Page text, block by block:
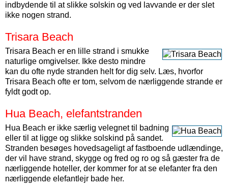
indbydende til at slikke solskin og ved lavvande er der slet
ikke nogen strand.
Trisara Beach
Trisara Beach er en lille strand i smukke
naturlige omgivelser. Ikke desto mindre
kan du ofte nyde stranden helt for dig selv. Læs, hvorfor
Trisara Beach ofte er tom, selvom de nærliggende strande er
fyldt godt op.
Hua Beach, elefantstranden
Hua Beach er ikke særlig velegnet til badning
eller til at ligge og slikke solskind på sandet.
Stranden besøges hovedsageligt af fastboende udlændinge,
der vil have strand, skygge og fred og ro og så gæster fra de
nærliggende hoteller, der kommer for at se elefanter fra den
nærliggende elefantlejr bade her.